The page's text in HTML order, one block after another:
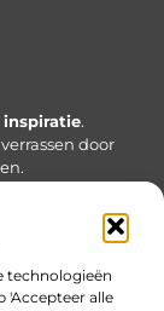
technologieën
'Accepteer alle
inspiratie.
door